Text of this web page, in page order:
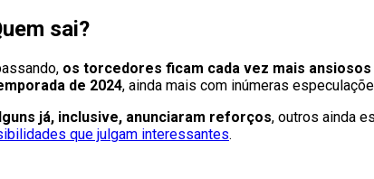
sai?
os torcedores ficam cada vez mais
de 2024, ainda mais com inúmeras
já, inclusive, anunciaram reforços, outros ainda
que julgam interessantes.